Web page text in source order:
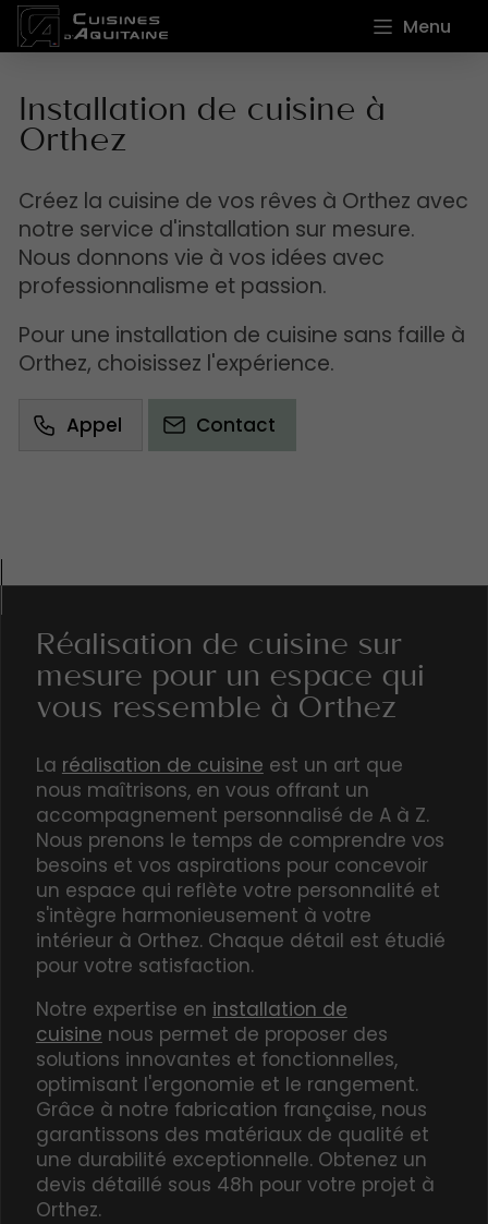
Menu
Installation de cuisine à
Orthez
Créez la cuisine de vos rêves à Orthez avec
notre service d'installation sur mesure.
Nous donnons vie à vos idées avec
professionnalisme et passion.
Pour une installation de cuisine sans faille à
Orthez, choisissez l'expérience.
Appel Contact
Réalisation de cuisine sur
mesure pour un espace qui
vous ressemble à Orthez
La réalisation de cuisine est un art que
nous maîtrisons, en vous offrant un
accompagnement personnalisé de A à Z.
Nous prenons le temps de comprendre vos
besoins et vos aspirations pour concevoir
un espace qui reflète votre personnalité et
s'intègre harmonieusement à votre
intérieur à Orthez. Chaque détail est étudié
pour votre satisfaction.
Notre expertise en installation de
cuisine nous permet de proposer des
solutions innovantes et fonctionnelles,
optimisant l'ergonomie et le rangement.
Grâce à notre fabrication française, nous
garantissons des matériaux de qualité et
une durabilité exceptionnelle. Obtenez un
devis détaillé sous 48h pour votre projet à
Orthez.